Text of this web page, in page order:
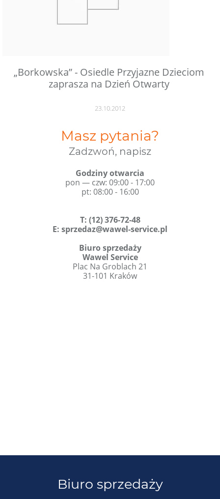
„Borkowska” - Osiedle Przyjazne Dzieciom
zaprasza na Dzień Otwarty
23.10.2012
Masz pytania?
Zadzwoń, napisz
Godziny otwarcia
pon — czw: 09:00 - 17:00
pt: 08:00 - 16:00
T: (12) 376-72-48
E: sprzedaz@wawel-service.pl
Biuro sprzedaży
Wawel Service
Plac Na Groblach 21
31-101 Kraków
Biuro sprzedaży